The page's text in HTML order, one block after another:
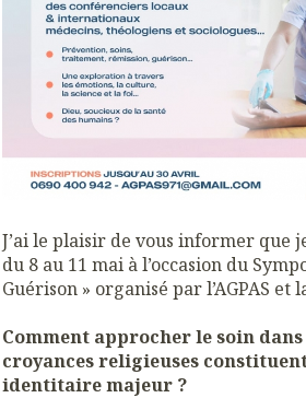
J’ai le plaisir de vous informer que
du 8 au 11 mai à l’occasion du
Guérison » organisé par l’AGPAS et
Comment approcher le soin dans
croyances religieuses
identitaire majeur ?